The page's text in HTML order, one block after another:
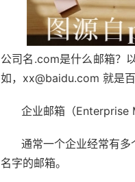
公司名.com是什么邮箱？
如，xx@baidu.com 就是
企业邮箱（Enterprise
通常一个企业经常有
名字的邮箱。